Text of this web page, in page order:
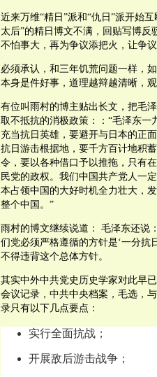
近来万维“精日”派和“仇日”派开始
太后”的精日博文不满，回贴写博反
不怕事大，再为争议添把火，让争
必须承认，和三年饥荒问题一样，
本身是件好事，道理越辩越清晰，观
有位叫雨村的博主贴出长文，把毛
取不抵抗的消极政策：：“毛泽东一
充当抗日英雄，要避开与日本的正
抗日游击根据地，要千方百计地积
令，要以各种借口予以推拖，只有
民党的政权。我们中国共产党人一
本占领中国的大好时机全力壮大，
整个中国。”
雨村的博文继续说道： 毛泽东还说
们党必须严格遵循的方针是‘一分抗
不得违背这个总体方针。
其实中外中共党史历史学家对此早
会议记录，中共中央档案，毛选，
录只有以下几点要点：
实行全面抗战；
开展敌后游击战争；